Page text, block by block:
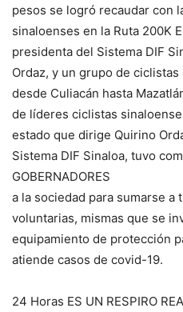
pesos se logró recaudar con
sinaloenses en la Ruta 200K
presidenta del Sistema DIF
Ordaz, y un grupo de
desde Culiacán hasta
de líderes ciclistas
estado que dirige Quirino
Sistema DIF Sinaloa, tuvo
GOBERNADORES
a la sociedad para sumarse a
voluntarias, mismas que se
equipamiento de protección
atiende casos de covid-19.
24 Horas ES UN RESPIRO